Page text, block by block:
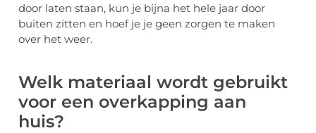
door laten staan, kun je bijna het hele jaar door
buiten zitten en hoef je je geen zorgen te maken
over het weer.
Welk materiaal wordt gebruikt
voor een overkapping aan
huis?